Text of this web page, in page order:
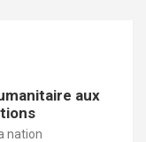
aux
nation